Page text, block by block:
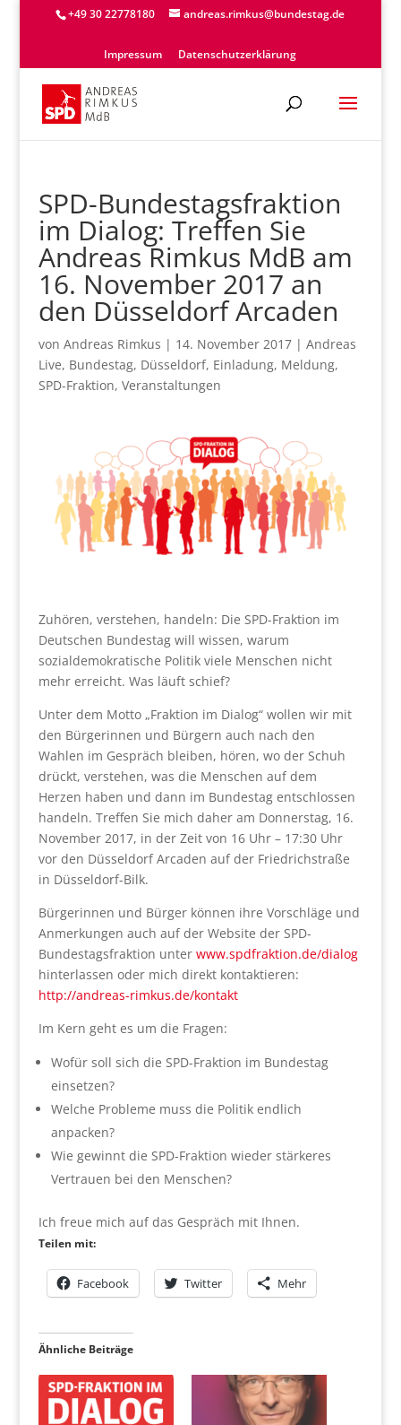
+49 30 22778180 andreas.rimkus@bundestag.de
Impressum Datenschutzerklärung
SPD-Bundestagsfraktion
im Dialog: Treffen Sie
Andreas Rimkus MdB am
16. November 2017 an
den Düsseldorf Arcaden
von Andreas Rimkus | 14. November 2017| Andreas
Live, Bundestag, Düsseldorf, Einladung, Meldung,
SPD-Fraktion, Veranstaltungen
Zuhören, verstehen, handeln: Die SPD-Fraktion im
Deutschen Bundestag will wissen, warum
sozialdemokratische Politik viele Menschen nicht
mehr erreicht. Was läuft schief?
Unter dem Motto „Fraktion im Dialog“ wollen wir mit
den Bürgerinnen und Bürgern auch nach den
Wahlen im Gespräch bleiben, hören, wo der Schuh
drückt, verstehen, was die Menschen auf dem
Herzen haben und dann im Bundestag entschlossen
handeln. Treffen Sie mich daher am Donnerstag, 16.
November 2017, in der Zeit von 16 Uhr – 17:30 Uhr
vor den Düsseldorf Arcaden auf der Friedrichstraße
in Düsseldorf-Bilk.
Bürgerinnen und Bürger können ihre Vorschläge und
Anmerkungen auch auf der Website der SPD-
Bundestagsfraktion unter www.spdfraktion.de/dialog
hinterlassen oder mich direkt kontaktieren:
http://andreas-rimkus.de/kontakt
Im Kern geht es um die Fragen:
Wofür soll sich die SPD-Fraktion im Bundestag
einsetzen?
Welche Probleme muss die Politik endlich
anpacken?
Wie gewinnt die SPD-Fraktion wieder stärkeres
Vertrauen bei den Menschen?
Ich freue mich auf das Gespräch mit Ihnen.
Teilen mit:
Facebook Twitter Mehr
Ähnliche Beiträge